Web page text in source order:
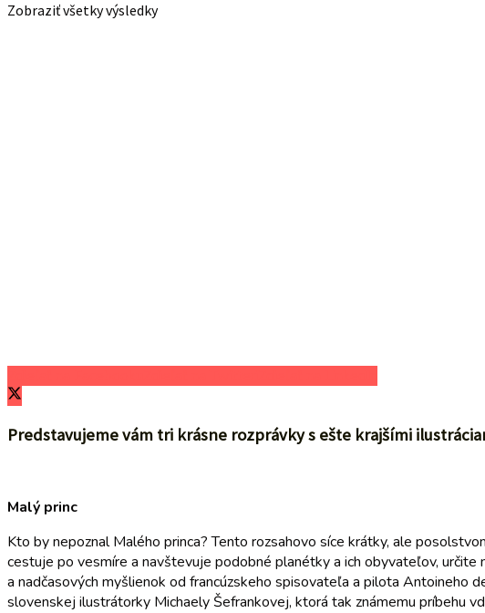
Zobraziť všetky výsledky
Predstavujeme vám tri krásne rozprávky s ešte krajšími
Malý princ
Kto by nepoznal Malého princa? Tento rozsahovo síce krátky, ale
cestuje po vesmíre a navštevuje podobné planétky a ich obyvateľov,
a nadčasových myšlienok od francúzskeho spisovateľa a pilota Antoineho
slovenskej ilustrátorky Michaely Šefrankovej, ktorá tak známemu príbehu